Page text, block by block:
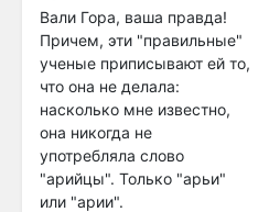
расстояний между
тонами): чистой квинты
(3:2), чистой кварты (4:3) и
октавы (2:1). Эти
интервалы соотнесены в
настройке так называемой
"Лиры Орфея". ... Иным
смыслом наделена
идеальная
Вали Гора, ваша правда!
Причем, эти "правильные"
ученые приписывают ей то,
что она не делала:
насколько мне известно,
она никогда не
употребляла слово
"арийцы". Только "арьи"
или "арии".